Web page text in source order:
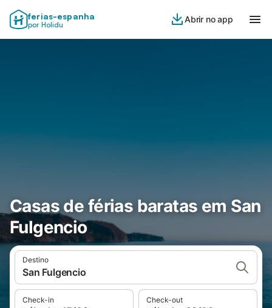
ferias-espanha
por Holidu
Abrir no app
Casas de férias baratas em San
Fulgencio
Destino
San Fulgencio
Check-in Check-out